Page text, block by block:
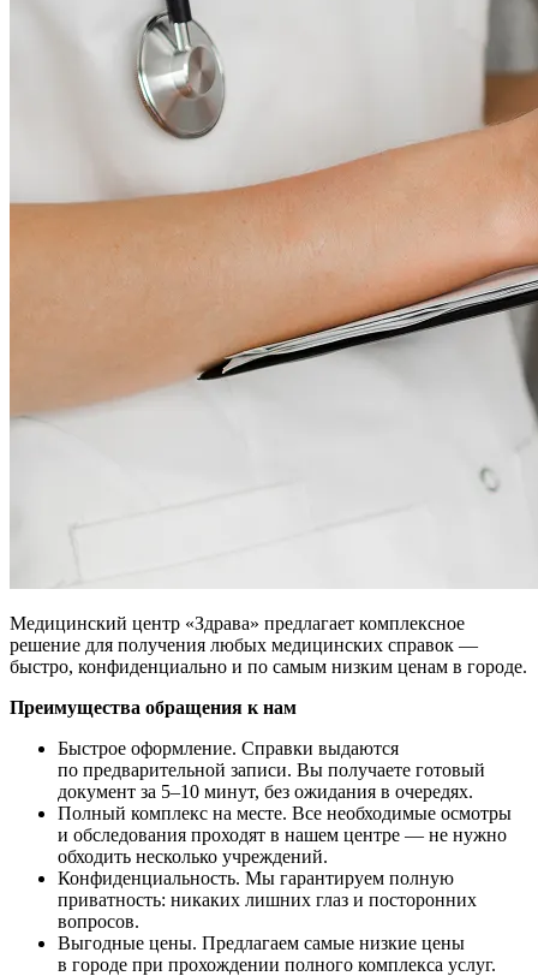
Медицинский центр «Здрава» предлагает комплексное
решение для получения любых медицинских справок —
быстро, конфиденциально и по самым низким ценам в городе.
Преимущества обращения к нам
Быстрое оформление. Справки выдаются
по предварительной записи. Вы получаете готовый
документ за 5–10 минут, без ожидания в очередях.
Полный комплекс на месте. Все необходимые осмотры
и обследования проходят в нашем центре — не нужно
обходить несколько учреждений.
Конфиденциальность. Мы гарантируем полную
приватность: никаких лишних глаз и посторонних
вопросов.
Выгодные цены. Предлагаем самые низкие цены
в городе при прохождении полного комплекса услуг.